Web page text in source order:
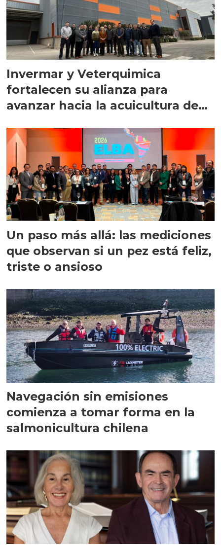
Invermar y Veterquimica
fortalecen su alianza para
avanzar hacia la acuicultura de
Un paso más allá: las mediciones
que observan si un pez está feliz,
triste o ansioso
Navegación sin emisiones
comienza a tomar forma en la
salmonicultura chilena